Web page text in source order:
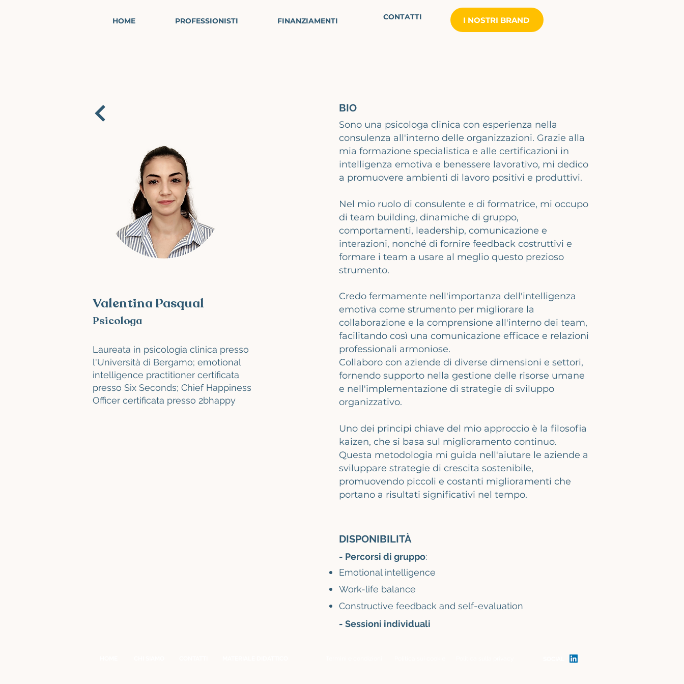
HOME PROFESSIONISTI FINANZIAMENTI CONTATTI I NOSTRI BRAND
Valentina Pasqual
Psicologa
Laureata in psicologia clinica presso
l'Università di Bergamo; emotional
intelligence practitioner certificata
presso Six Seconds; Chief Happiness
Officer certificata presso 2bhappy
BIO
Sono una psicologa clinica con esperienza nella
consulenza all'interno delle organizzazioni. Grazie alla
mia formazione specialistica e alle certificazioni in
intelligenza emotiva e benessere lavorativo, mi dedico
a promuovere ambienti di lavoro positivi e produttivi.
Nel mio ruolo di consulente e di formatrice, mi occupo
di team building, dinamiche di gruppo,
comportamenti, leadership, comunicazione e
interazioni, nonché di fornire feedback costruttivi e
formare i team a usare al meglio questo prezioso
strumento.
Credo fermamente nell'importanza dell'intelligenza
emotiva come strumento per migliorare la
collaborazione e la comprensione all'interno dei team,
facilitando così una comunicazione efficace e relazioni
professionali armoniose.
Collaboro con aziende di diverse dimensioni e settori,
fornendo supporto nella gestione delle risorse umane
e nell'implementazione di strategie di sviluppo
organizzativo.
Uno dei principi chiave del mio approccio è la filosofia
kaizen, che si basa sul miglioramento continuo.
Questa metodologia mi guida nell'aiutare le aziende a
sviluppare strategie di crescita sostenibile,
promuovendo piccoli e costanti miglioramenti che
portano a risultati significativi nel tempo.
DISPONIBILITÀ
- Percorsi di gruppo:
Emotional intelligence
Work-life balance
Constructive feedback and self-evaluation
- Sessioni individuali